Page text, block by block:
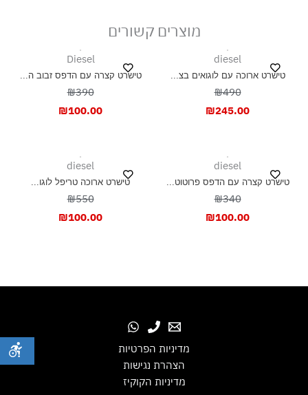
מוצרים קשורים
diesel
טישרט ארוכה עם לוגואים בצ...
₪490
₪245.00
Diesel
טישרט קצרה עם הדפס זבוב ה...
₪390
₪100.00
diesel
טישרט קצרה עם הדפס פרוטוט...
₪340
₪100.00
diesel
טישרט ארוכה טריפל לוגו...
₪550
₪100.00
מדיניות הפרטיות
הצהרת נגישות
מדיניות הקוקיז